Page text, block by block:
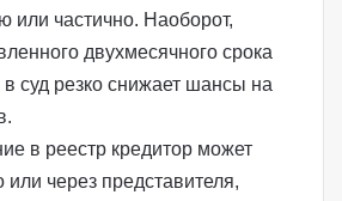
или частично. Наоборот,
двухмесячного срока
суд резко снижает шансы на
в реестр кредитор может
или через представителя,